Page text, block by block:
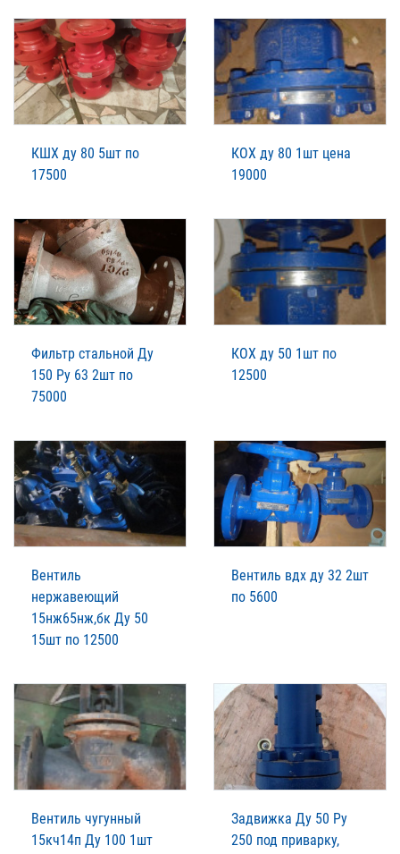
КШХ ду 80 5шт по
17500
КОХ ду 80 1шт цена
19000
Фильтр стальной Ду
150 Ру 63 2шт по
75000
КОХ ду 50 1шт по
12500
Вентиль
нержавеющий
15нж65нж,бк Ду 50
15шт по 12500
Вентиль вдх ду 32 2шт
по 5600
Вентиль чугунный
15кч14п Ду 100 1шт
Задвижка Ду 50 Ру
250 под приварку,